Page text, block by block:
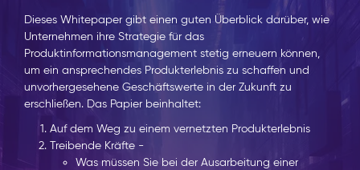
Dieses Whitepaper gibt einen guten Überblick darüber, wie
Unternehmen ihre Strategie für das
Produktinformationsmanagement stetig erneuern können,
um ein ansprechendes Produkterlebnis zu schaffen und
unvorhergesehene Geschäftswerte in der Zukunft zu
erschließen. Das Papier beinhaltet:
Auf dem Weg zu einem vernetzten Produkterlebnis
Treibende Kräfte -
Was müssen Sie bei der Ausarbeitung einer